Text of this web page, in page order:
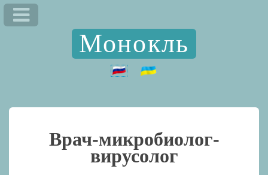
Монокль
Врач-микробиолог-
вирусолог